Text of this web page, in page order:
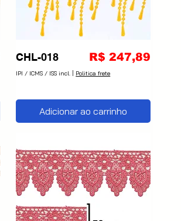
CHL-018 ​​​​​​​ Preço
R$ 247,89
IPI / ICMS / ISS incl. Politica frete
Adicionar ao carrinho